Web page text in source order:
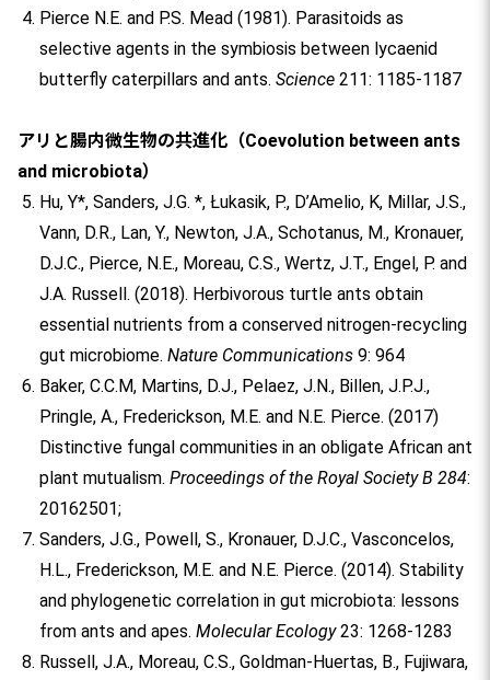
Pierce N.E. and P.S. Mead (1981). Parasitoids as
selective agents in the symbiosis between lycaenid
butterfly caterpillars and ants. Science 211: 1185-1187
アリと腸内微生物の共進化（Coevolution between ants
and microbiota）
Hu, Y*, Sanders, J.G. *, Łukasik, P., D’Amelio, K, Millar, J.S.,
Vann, D.R., Lan, Y., Newton, J.A., Schotanus, M., Kronauer,
D.J.C., Pierce, N.E., Moreau, C.S., Wertz, J.T., Engel, P. and
J.A. Russell. (2018). Herbivorous turtle ants obtain
essential nutrients from a conserved nitrogen-recycling
gut microbiome. Nature Communications 9: 964
Baker, C.C.M, Martins, D.J., Pelaez, J.N., Billen, J.P.J.,
Pringle, A., Frederickson, M.E. and N.E. Pierce. (2017)
Distinctive fungal communities in an obligate African ant
plant mutualism. Proceedings of the Royal Society B 284:
20162501;
Sanders, J.G., Powell, S., Kronauer, D.J.C., Vasconcelos,
H.L., Frederickson, M.E. and N.E. Pierce. (2014). Stability
and phylogenetic correlation in gut microbiota: lessons
from ants and apes. Molecular Ecology23: 1268-1283
Russell, J.A., Moreau, C.S., Goldman-Huertas, B., Fujiwara,